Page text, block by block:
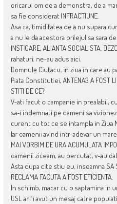
oricarui om de a demonstra, de a
sa fie considerat INFRACTIUNE.
Asa ca, timiditatea de a nu supara
a nu le da acestora prilejul sa sara de
INSTIGARE, ALIANTA SOCIALISTA,
rahaturi, ne-au adus aici.
Domnule Ciutacu, in ziua in care au
Piata Constitutiei, ANTENA3 A FOST
STITI DE CE?
V-ati facut o campanie in prealabil,
sa-i indemnati pe oameni sa
curent cu tot ce se intampla in Ziua
Iar oamenii avind intr-adevar un
MAI VORBIM DE URA ACUMULATA
oamenii ziceam, au percutat, v-au
Asta dupa cite stiu eu, inseamna SA
RECLAMA FACUTA A FOST EFICIENTA.
In schimb, macar cu o saptamina in
USL ar fi avut un mesaj catre